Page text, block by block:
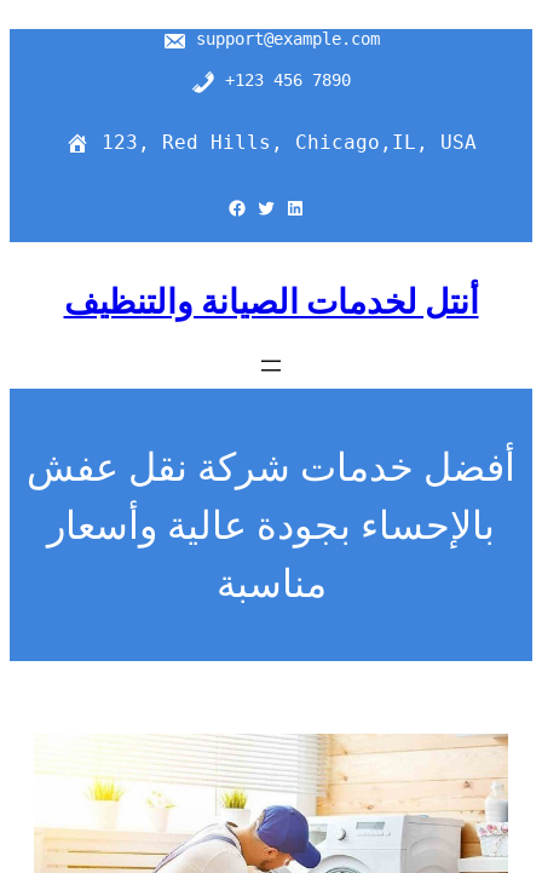
support@example.com
+123 456 7890
123, Red Hills, Chicago,IL, USA
Facebook Twitter LinkedIn
أنتل لخدمات الصيانة والتنظيف
أفضل خدمات شركة نقل عفش
بالإحساء بجودة عالية وأسعار
مناسبة